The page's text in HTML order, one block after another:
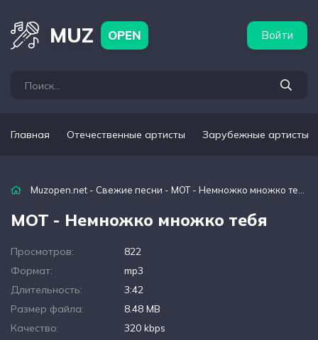
MUZ OPEN Войти
Главная Отечественные артисты Зарубежные артисты
Muzopen.net - Свежие песни - МОТ - Немножко множко тебя
МОТ - Немножко множко тебя
Просмотров:
822
Формат:
mp3
Длительность:
3:42
Размер файла:
8.48 MB
Качество:
320 kbps
артисты Популярные подборки